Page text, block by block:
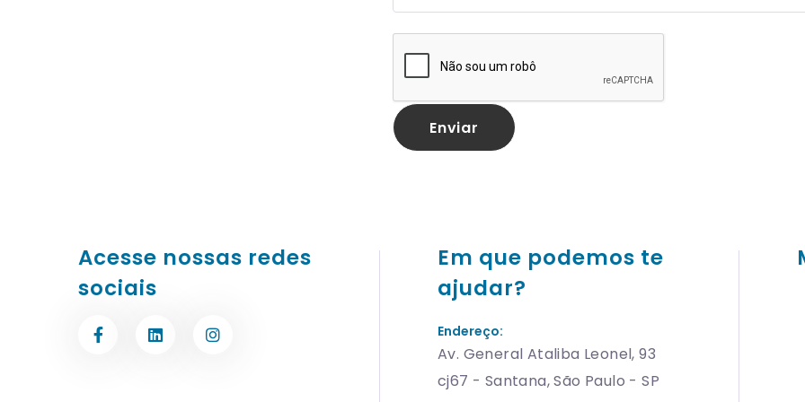
Acesse nossas redes
sociais
Em que podemos te
ajudar?
Endereço:
Av. General Ataliba Leonel, 93
cj67 - Santana, São Paulo - SP